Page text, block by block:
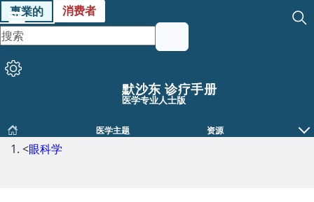
專業的 消费者
默沙东 诊疗手册
医学专业人士版
医学主题 资源
<眼科学